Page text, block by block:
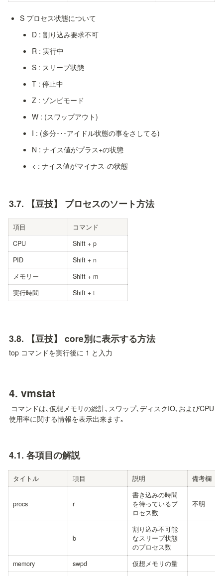
S プロセス状態について
D : 割り込み要求不可
R : 実行中
S : スリープ状態
T : 停止中
Z : ゾンビモード
W : (スワップアウト)
I : (多分･･･アイドル状態の事をさしてる)
N : ナイス値がプラス+の状態
< : ナイス値がマイナス-の状態
3.7. 【豆技】 プロセスのソート方法
項目
コマンド
CPU
Shift + p
PID
Shift + n
メモリー
Shift + m
実行時間
Shift + t
3.8. 【豆技】 core別に表示する方法
top コマンドを実行後に 1 と入力
4. vmstat
コマンドは､仮想メモリの総計､スワップ､ディスクIO､およびCPU
使用率に関する情報を表示出来ます｡
4.1. 各項目の解説
タイトル 項目 説明 備考欄
procs r
書き込みの時間
を待っているプ
ロセス数
不明
b
割り込み不可能
なスリープ状態
のプロセス数
memory
swpd
仮想メモリの量